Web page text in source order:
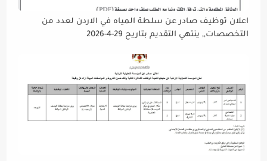
اعلان توظيف صادر عن سلطة المياه في الاردن لعدد من
التخصصات,, ينتهي التقديم بتاريح 29-4-2026